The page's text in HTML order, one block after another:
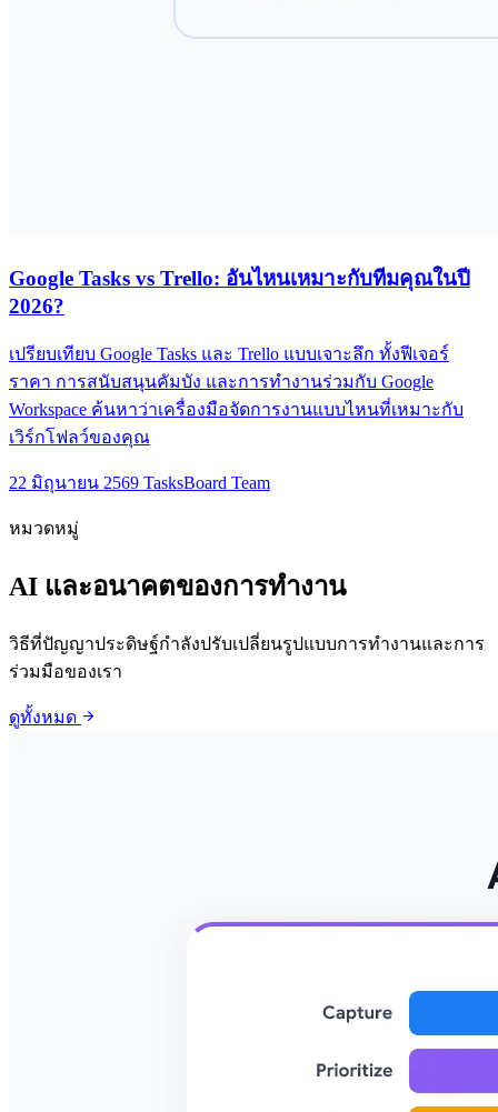
Google Tasks vs Trello: อันไหนเหมาะกับทีมคุณในปี
2026?
เปรียบเทียบ Google Tasks และ Trello แบบเจาะลึก ทั้งฟีเจอร์
ราคา การสนับสนุนคัมบัง และการทำงานร่วมกับ Google
Workspace ค้นหาว่าเครื่องมือจัดการงานแบบไหนที่เหมาะกับ
เวิร์กโฟลว์ของคุณ
22 มิถุนายน 2569 TasksBoard Team
หมวดหมู่
AI และอนาคตของการทำงาน
วิธีที่ปัญญาประดิษฐ์กำลังปรับเปลี่ยนรูปแบบการทำงานและการ
ร่วมมือของเรา
ดูทั้งหมด arrow_forward